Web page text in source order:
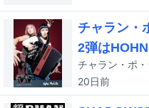
チャラン・
2弾は
20日前